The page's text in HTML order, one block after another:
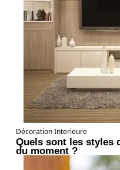
Décoration Interieure
Quels sont les styles
du moment ?